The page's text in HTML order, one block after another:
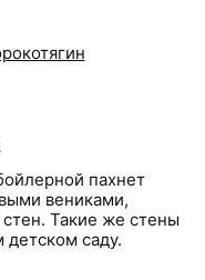
пахнет
вениками,
Такие же стены
саду.